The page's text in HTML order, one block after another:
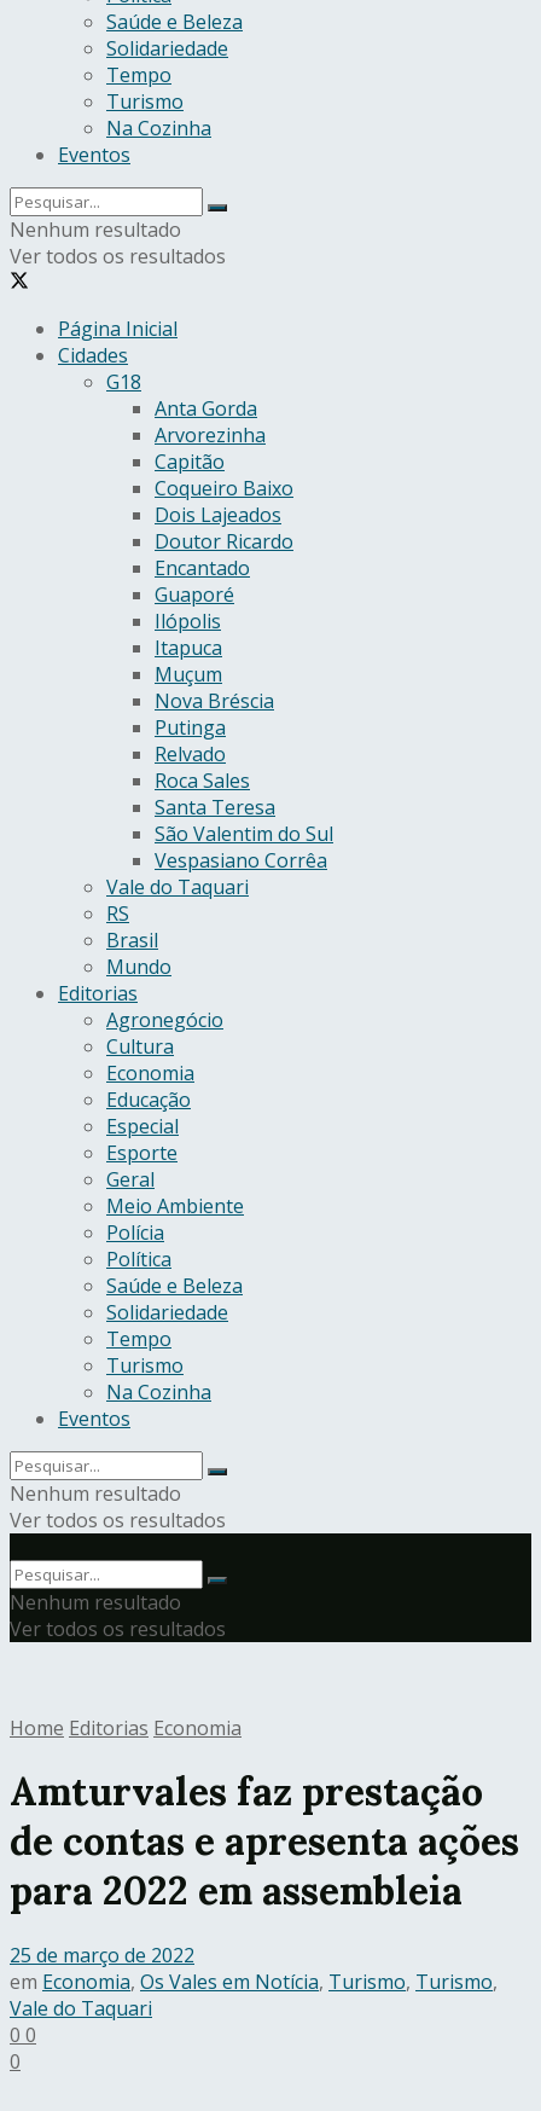
Saúde e Beleza
Solidariedade
Tempo
Turismo
Na Cozinha
Eventos
Nenhum resultado
Ver todos os resultados
Página Inicial
Cidades
G18
Anta Gorda
Arvorezinha
Capitão
Coqueiro Baixo
Dois Lajeados
Doutor Ricardo
Encantado
Guaporé
Ilópolis
Itapuca
Muçum
Nova Bréscia
Putinga
Relvado
Roca Sales
Santa Teresa
São Valentim do Sul
Vespasiano Corrêa
Vale do Taquari
RS
Brasil
Mundo
Editorias
Agronegócio
Cultura
Economia
Educação
Especial
Esporte
Geral
Meio Ambiente
Polícia
Política
Saúde e Beleza
Solidariedade
Tempo
Turismo
Na Cozinha
Eventos
Nenhum resultado
Ver todos os resultados
Nenhum resultado
Ver todos os resultados
Home Editorias Economia
Amturvales faz prestação
de contas e apresenta ações
para 2022 em assembleia
25 de março de 2022
em Economia, Os Vales em Notícia, Turismo, Turismo,
Vale do Taquari
0 0
0